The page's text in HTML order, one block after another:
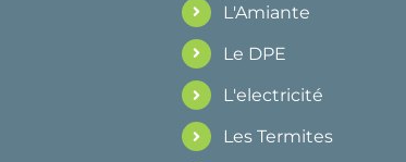
L'Amiante
Le DPE
L'electricité
Les Termites